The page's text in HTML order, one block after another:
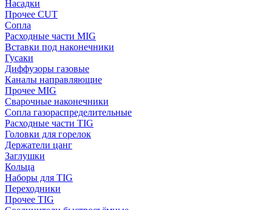
Насадки
Прочее CUT
Сопла
Расходные части MIG
Вставки под наконечники
Гусаки
Диффузоры газовые
Каналы направляющие
Прочее MIG
Сварочные наконечники
Сопла газораспределительные
Расходные части TIG
Головки для горелок
Держатели цанг
Заглушки
Кольца
Наборы для TIG
Переходники
Прочее TIG